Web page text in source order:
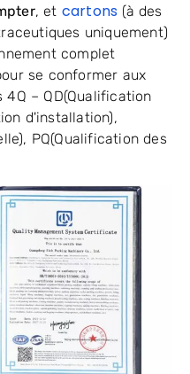
, et cartons (à des
uniquement)
complet
se conformer aux
4Q – QD(Qualification
d'installation),
PQ(Qualification des